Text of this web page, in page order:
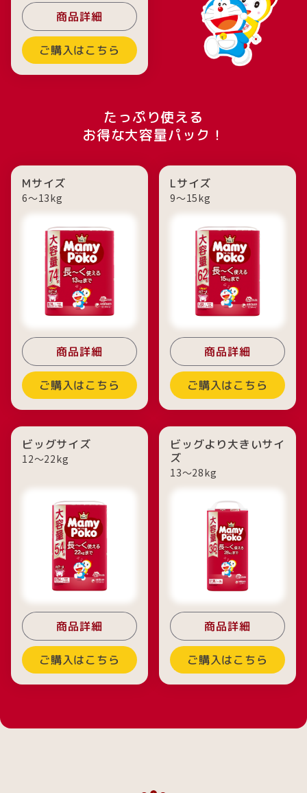
商品詳細
ご購入はこちら
たっぷり使える
お得な大容量パック！
Mサイズ
6〜13kg
商品詳細
ご購入はこちら
Lサイズ
9〜15kg
商品詳細
ご購入はこちら
ビッグサイズ
12〜22kg
商品詳細
ご購入はこちら
ビッグより大きいサイ
ズ
13〜28kg
商品詳細
ご購入はこちら